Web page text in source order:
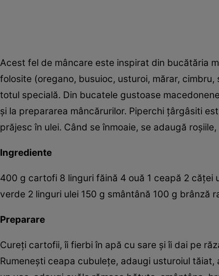
Acest fel de mâncare este inspirat din bucătăria
folosite (oregano, busuioc, usturoi, mărar,
totul specială. Din bucatele gustoase
şi la prepararea mâncărurilor. ­Piperchi ţârgâsiti
prăjesc în ulei. Când se înmoaie, se adaugă
Ingrediente
400 g cartofi 8 linguri făină 4 ouă 1 ceapă 2
verde 2 linguri ulei 150 g smântână 100 g brânză
Preparare
Cureţi cartofii, îi fierbi în apă cu sare şi îi dai pe
Rumeneşti ceapa cubuleţe, adaugi usturoiul